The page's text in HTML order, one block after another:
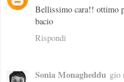
Bellissimo cara!! ottimo
bacio
Rispondi
Sonia Monagheddu gio